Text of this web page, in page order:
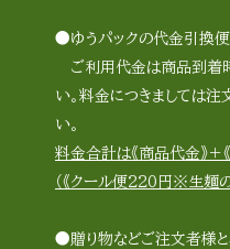
●ゆうパックの代金引換便
ご利用代金は商品到着時
い。料金につきましては
い。
料金合計は《商品代金》＋
（《クール便220円※生麺の
●贈り物などご注文者様